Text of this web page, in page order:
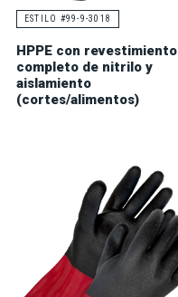
ESTILO #99-9-3018
HPPE con revestimiento
completo de nitrilo y
aislamiento
(cortes/alimentos)